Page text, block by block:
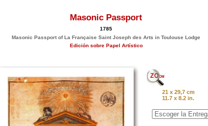
Masonic Passport
1785
Masonic Passport of La Française Saint Joseph des Arts in Toulouse Lodge
Edición sobre Papel Artístico
21 x 29,7 cm
11.7 x 8.2 in.